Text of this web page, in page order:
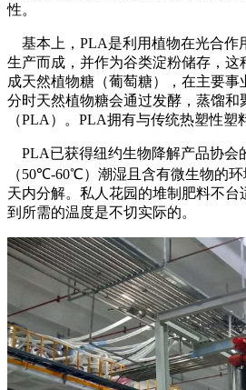
性。
基本上， PLA是利用植物在光合作
生产而成，并作为谷类淀粉储存，这
成天然植物糖（葡萄糖），在主要
分时天然植物糖会通过发酵，蒸馏和
（PLA ）。 PLA拥有与传统热塑性塑
PLA已获得纽约生物降解产品协会
（50℃-60℃）潮湿且含有微生物的环
天内分解。私人花园的堆制肥料不台
到所需的温度是不切实际的。